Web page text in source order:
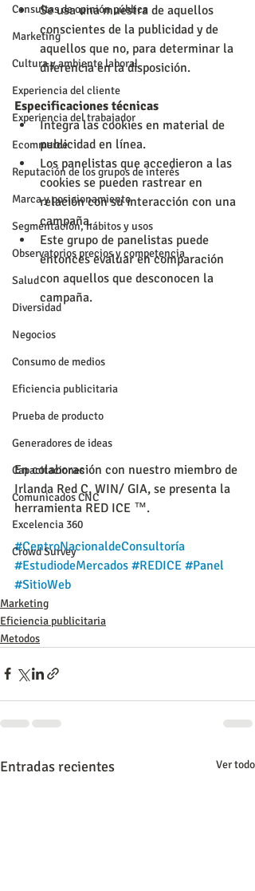
Consultas de opinión pública
Marketing
Cultura y ambiente laboral
Experiencia del cliente
Experiencia del trabajador
Ecommerce
Reputación de los grupos de interés
Marca y posicionamiento
Segmentación, hábitos y usos
Observatorios precios y competencia
Salud
Diversidad
Negocios
Consumo de medios
Eficiencia publicitaria
Prueba de producto
Generadores de ideas
Capacitaciones
Comunicados CNC
Excelencia 360
Crowd Survey
Se usa una muestra de aquellos
conscientes de la publicidad y de
aquellos que no, para determinar la
diferencia en la disposición.
Especificaciones técnicas
Integra las cookies en material de
publicidad en línea.
Los panelistas que accedieron a las
cookies se pueden rastrear en
relación con su interacción con una
campaña.
Este grupo de panelistas puede
entonces evaluar en comparación
con aquellos que desconocen la
campaña.
En colaboración con nuestro miembro de
Irlanda Red C, WIN/ GIA, se presenta la
herramienta RED ICE ™.
#CentroNacionaldeConsultoría
#EstudiodeMercados #REDICE #Panel
#SitioWeb
Marketing
Eficiencia publicitaria
Metodos
Entradas recientes Ver todo